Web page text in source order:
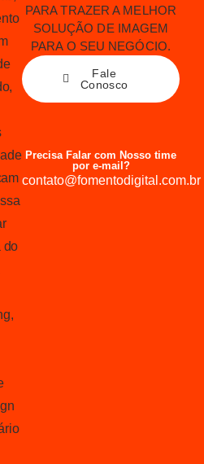
do
PARA TRAZER A MELHOR
SOLUÇÃO DE IMAGEM
PARA O SEU NEGÓCIO.
Fale
Conosco
Precisa Falar com Nosso time
por e-mail?
contato@fomentodigital.com.br